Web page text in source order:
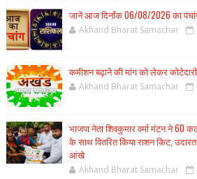
जानें आज दिनाँक 06/08/2026 का
Akhand Bharat Samachar
कमीशन बढ़ाने की मांग को लेकर कोटेदारों
Akhand Bharat Samachar
भाजपा नेता शिवकुमार वर्मा मंटन ने 60
के साथ वितरित किया राशन किट,
आंखे
Akhand Bharat Samachar